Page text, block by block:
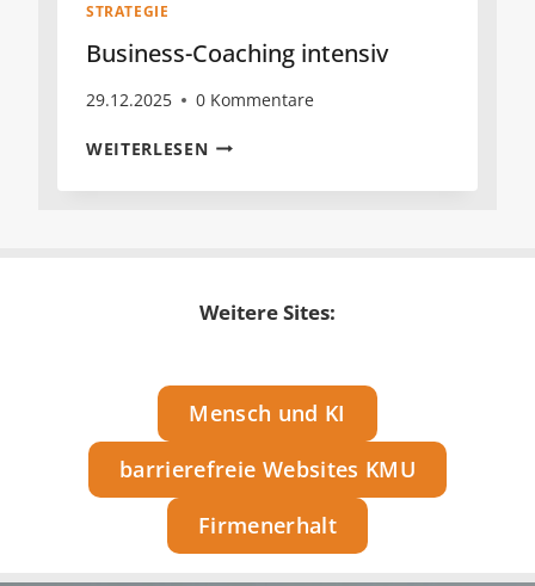
STRATEGIE
Business-Coaching intensiv
29.12.2025 0 Kommentare
WEITERLESENBUSINESS-
INTENSIV
Weitere Sites:
Mensch und KI
barrierefreie Websites KMU
Firmenerhalt